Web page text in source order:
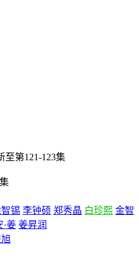
至第121-123集
锡 李钟硕 郑秀晶 白珍熙 金智
·姜 姜昇润